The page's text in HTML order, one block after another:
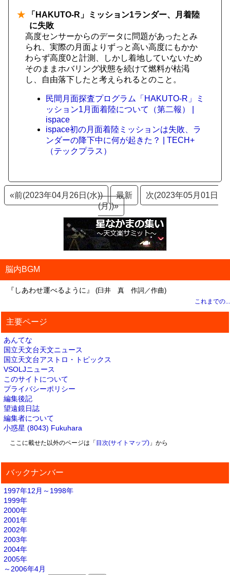
★ 「HAKUTO-R」ミッション1ランダー、月着陸
に失敗
高度センサーからのデータに問題があったとみ
られ、実際の月面よりずっと高い高度にもかか
わらず高度0と計測、しかし着地していないため
そのままホバリング状態を続けて燃料が枯渇
し、自由落下したと考えられるとのこと。
民間月面探査プログラム「HAKUTO-R」ミ
ッション1月面着陸について（第二報） |
ispace
ispace初の月面着陸ミッションは失敗、ラ
ンダーの降下中に何が起きた？ | TECH+
（テックプラス）
«前(2023年04月26日(水)) 最新
次(2023年05月01日
(月))»
脳内BGM
『しあわせ運べるように』 (臼井 真 作詞／作曲)
これまでの...
主要ページ
あんてな
国立天文台天文ニュース
国立天文台アストロ・トピックス
VSOLJニュース
このサイトについて
プライバシーポリシー
編集後記
望遠鏡日誌
編集者について
小惑星 (8043) Fukuhara
ここに載せた以外のページは「 目次(サイトマップ)」から
バックナンバー
1997年12月～1998年
1999年
2000年
2001年
2002年
2003年
2004年
2005年
～2006年4月